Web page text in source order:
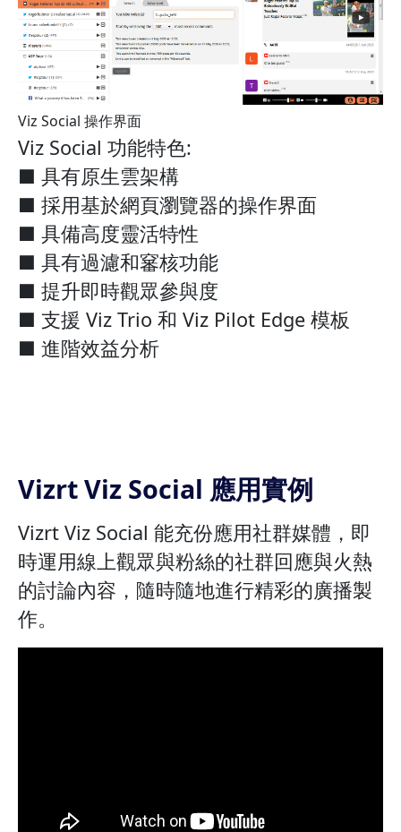
Viz Social 操作界面
Viz Social 功能特色:
■ 具有原生雲架構
■ 採用基於網頁瀏覽器的操作界面
■ 具備高度靈活特性
■ 具有過濾和䆺核功能
■ 提升即時觀眾參與度
■ 支援 Viz Trio 和 Viz Pilot Edge 模板
■ 進階效益分析
Vizrt Viz Social 應用實例
Vizrt Viz Social 能充份應用社群媒體，即
時運用線上觀眾與粉絲的社群回應與火熱
的討論內容，隨時隨地進行精彩的廣播製
作。